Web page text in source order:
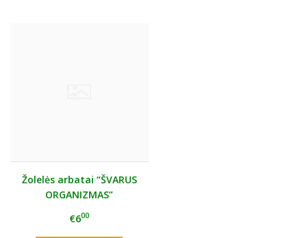
Žolelės arbatai “ŠVARUS
ORGANIZMAS”
€600